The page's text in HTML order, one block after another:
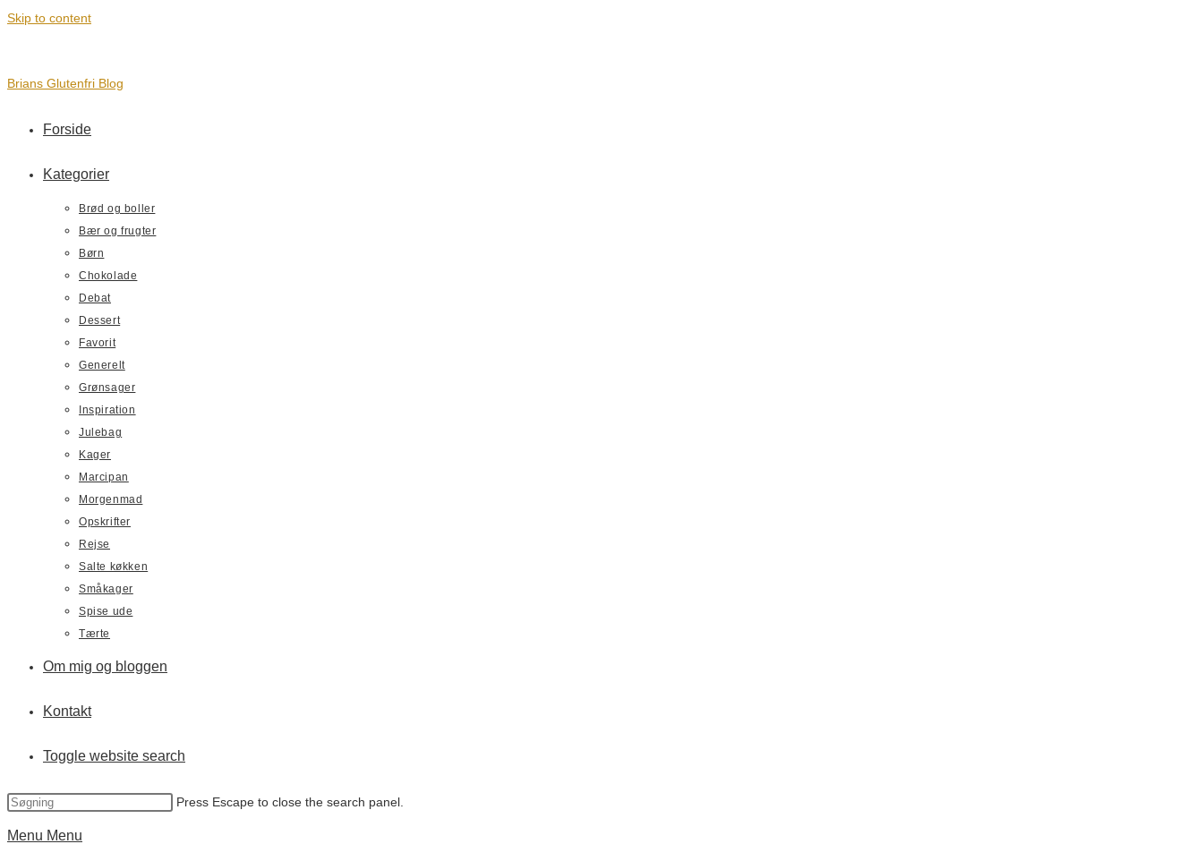
Skip to content
Brians Glutenfri Blog
Forside
Kategorier
Brød og boller
Bær og frugter
Børn
Chokolade
Debat
Dessert
Favorit
Generelt
Grønsager
Inspiration
Julebag
Kager
Marcipan
Morgenmad
Opskrifter
Rejse
Salte køkken
Småkager
Spise ude
Tærte
Om mig og bloggen
Kontakt
Toggle website search
Press Escape to close the search panel.
Menu Menu